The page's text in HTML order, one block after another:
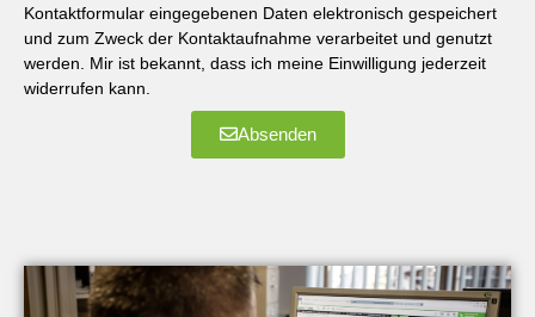
Kontaktformular eingegebenen Daten elektronisch gespeichert
und zum Zweck der Kontaktaufnahme verarbeitet und genutzt
werden. Mir ist bekannt, dass ich meine Einwilligung jederzeit
widerrufen kann.
Absenden